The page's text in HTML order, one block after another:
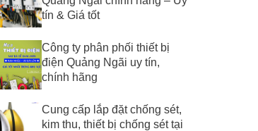
tín & Giá tốt
Công ty phân phối thiết bị
điện Quảng Ngãi uy tín,
chính hãng
Cung cấp lắp đặt chống sét,
kim thu, thiết bị chống sét tại